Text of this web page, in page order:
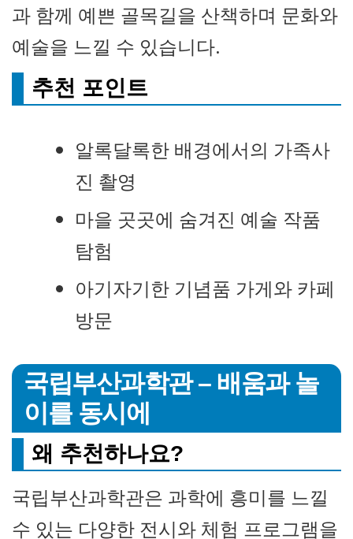
과 함께 예쁜 골목길을 산책하며 문화와
예술을 느낄 수 있습니다.
추천 포인트
알록달록한 배경에서의 가족사
진 촬영
마을 곳곳에 숨겨진 예술 작품
탐험
아기자기한 기념품 가게와 카페
방문
국립부산과학관 – 배움과 놀
이를 동시에
왜 추천하나요?
국립부산과학관은 과학에 흥미를 느낄
수 있는 다양한 전시와 체험 프로그램을